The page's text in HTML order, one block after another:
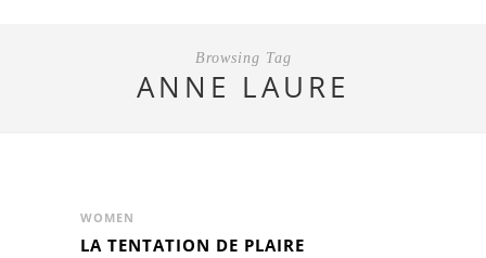
Browsing Tag
ANNE LAURE
WOMEN
LA TENTATION DE PLAIRE